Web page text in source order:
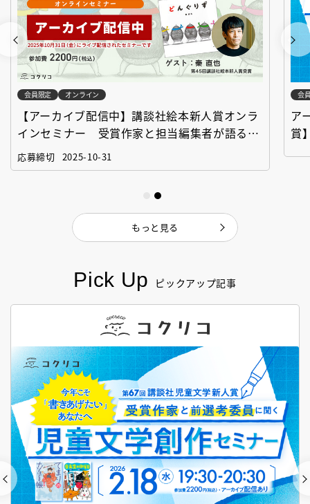
Pick Up ピックアップ記事
会員限定 オンライン
【アーカイブ配信中】講談社絵本新人賞オンラ
インセミナー 受賞作家と担当編集者が語る
「絵本創作実践講座」
応募締切 2025-10-31
会
ア
賞
もっと見る